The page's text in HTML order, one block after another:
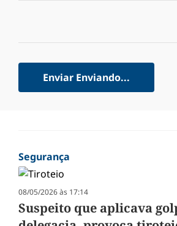
Enviar Enviando...
Segurança
08/05/2026 às 17:14
Suspeito que aplicava